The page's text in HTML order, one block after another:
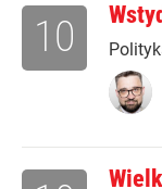
10